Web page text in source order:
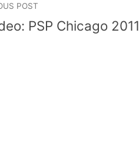
POST
PSP Chicago 2011